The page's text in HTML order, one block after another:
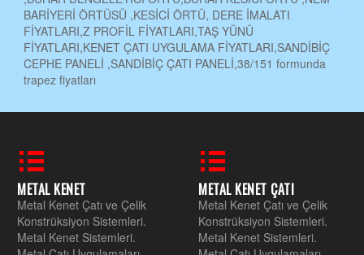
BARİYERİ ÖRTÜSÜ ,KESİCİ ÖRTÜ, DERE İMALATI
FİYATLARI,Z PROFİL FİYATLARI,TAŞ YÜNÜ
FİYATLARI,KENET ÇATI UYGULAMA FİYATLARI,SANDİBİÇ
CEPHE PANELİ ,SANDİBİÇ ÇATI PANELİ,38/151 formunda
trapez fiyatları
METAL KENET
Metal Kenet Çatı ve Çelik
Konstrüksiyon Sistemleri.
Metal Kenet Sistemleri.
METAL KENET ÇATI
Metal Kenet Çatı ve Çelik
Konstrüksiyon Sistemleri.
Metal Kenet Sistemleri.